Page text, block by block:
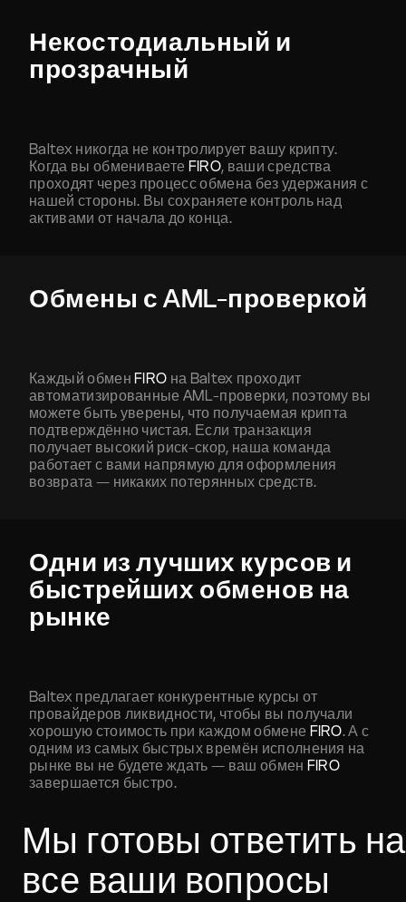
Некостодиальный и
прозрачный
Baltex никогда не контролирует вашу крипту.
Когда вы обмениваете FIRO, ваши средства
проходят через процесс обмена без удержания с
нашей стороны. Вы сохраняете контроль над
активами от начала до конца.
Обмены с AML-проверкой
Каждый обменFIRO на Baltex проходит
автоматизированные AML-проверки, поэтому вы
можете быть уверены, что получаемая крипта
подтверждённо чистая. Если транзакция
получает высокий риск-скор, наша команда
работает с вами напрямую для оформления
возврата — никаких потерянных средств.
Одни из лучших курсов и
быстрейших обменов на
рынке
Baltex предлагает конкурентные курсы от
провайдеров ликвидности, чтобы вы получали
хорошую стоимость при каждом обмене FIRO. А с
одним из самых быстрых времён исполнения на
рынке вы не будете ждать — ваш обмен FIRO
завершается быстро.
Мы готовы ответить на
все ваши вопросы